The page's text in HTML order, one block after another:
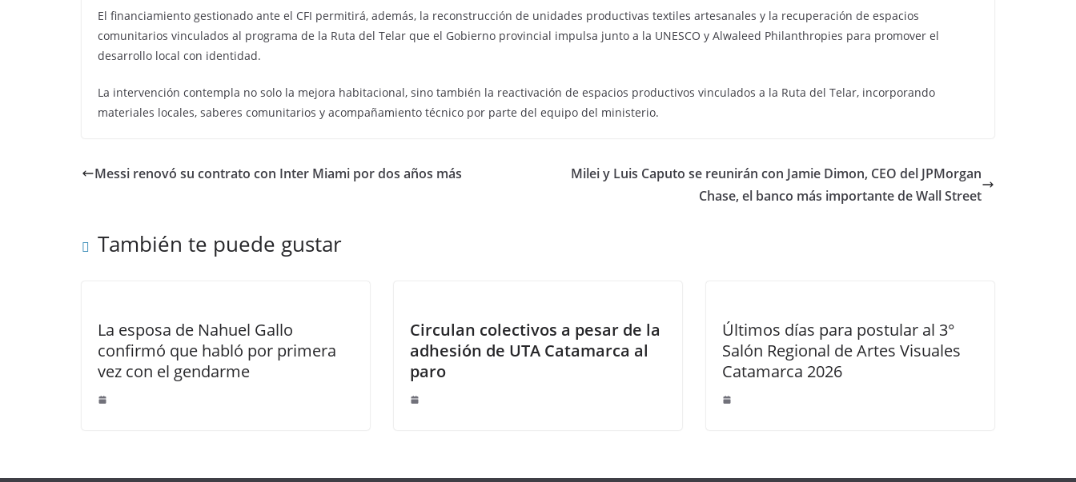
El financiamiento gestionado ante el CFI permitirá, además, la reconstrucción de unidades productivas textiles artesanales y la recuperación de espacios
comunitarios vinculados al programa de la Ruta del Telar que el Gobierno provincial impulsa junto a la UNESCO y Alwaleed Philanthropies para promover el
desarrollo local con identidad.
La intervención contempla no solo la mejora habitacional, sino también la reactivación de espacios productivos vinculados a la Ruta del Telar, incorporando
materiales locales, saberes comunitarios y acompañamiento técnico por parte del equipo del ministerio.
Messi renovó su contrato con Inter Miami por dos años más
Milei y Luis Caputo se reunirán con Jamie Dimon, CEO del JPMorgan
Chase, el banco más importante de Wall Street
También te puede gustar
La esposa de Nahuel Gallo
confirmó que habló por primera
vez con el gendarme
Circulan colectivos a pesar de la
adhesión de UTA Catamarca al
paro
Últimos días para postular al 3°
Salón Regional de Artes Visuales
Catamarca 2026